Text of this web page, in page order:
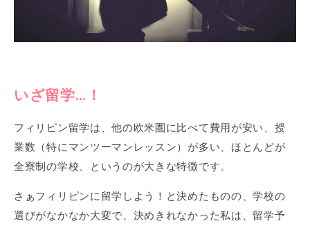
いざ留学…！
フィリピン留学は、他の欧米圏に比べて費用が安い、授
業数（特にマンツーマンレッスン）が多い、ほとんどが
全寮制の学校、というのが大きな特徴です。
さぁフィリピンに留学しよう！と決めたものの、学校の
選びがなかなか大変で、決めきれなかった私は、留学予